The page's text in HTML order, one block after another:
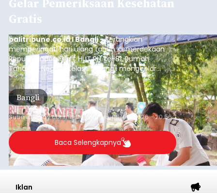
Gelar Pemeriksaan Kesehatan
Gratis
balitribune.co.id I Bangli -Serangkian
memperingati hari ulang tahun Kemerdekaan
Republik Indonesia ( HUT RI) ke-81, Rumah
Tahanan Negara Kelas II B Bangli menggelar
kegiatan pemeriksaan kesehatan gratis, Rabu
(6/8/2026).
Bangli
Submitted bycontributor Thu, 08/06/2026 - 20:56
Baca Selengkapnya
Iklan